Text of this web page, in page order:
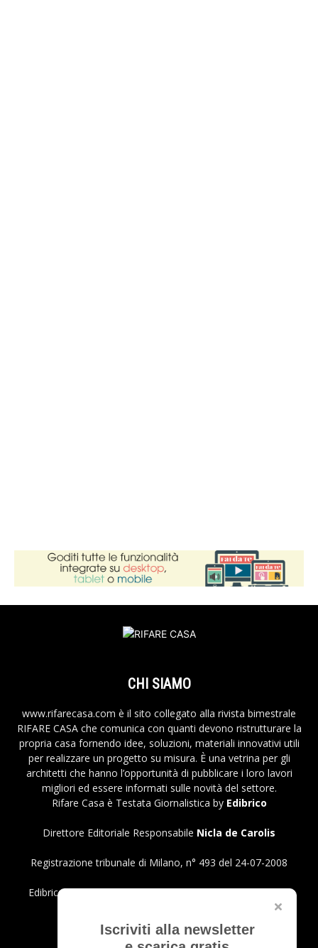
Iscriviti alla newsletter
CHI SIAMO
www.rifarecasa.com è il sito collegato alla rivista bimestrale
RIFARE CASA che comunica con quanti devono ristrutturare la
propria casa fornendo idee, soluzioni, materiali innovativi utili
per realizzare un progetto su misura. È una vetrina per gli
architetti che hanno l’opportunità di pubblicare i loro lavori
migliori ed essere informati sulle novità del settore.
Rifare Casa è Testata Giornalistica by Edibrico
Direttore Editoriale Responsabile Nicla de Carolis
Registrazione tribunale di Milano, n° 493 del 24-07-2008
Edibrico srl - Viale Emilio Caldara, 44 - 20122 Milano P.iva
Privacy Policy